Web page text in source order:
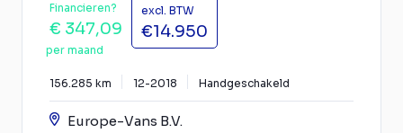
Financieren?
€ 347,09
per maand
excl. BTW
€14.950
156.285 km 12-2018 Handgeschakeld
Europe-Vans B.V.